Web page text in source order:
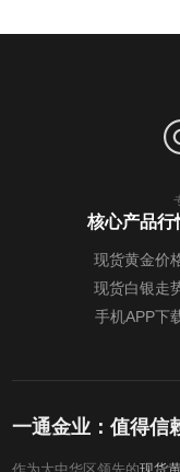
核心产品行
现货黄金价
现货白银走
手机APP下
一通金业：值得信